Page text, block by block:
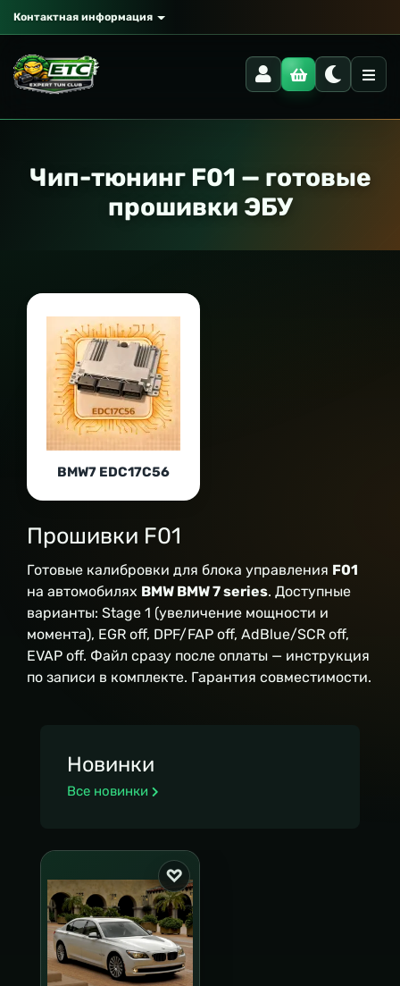
Контактная информация
Чип-тюнинг F01 — готовые
прошивки ЭБУ
BMW7 EDC17C56
Прошивки F01
Готовые калибровки для блока управления F01
на автомобилях BMW BMW 7 series. Доступные
варианты: Stage 1 (увеличение мощности и
момента), EGR off, DPF/FAP off, AdBlue/SCR off,
EVAP off. Файл сразу после оплаты — инструкция
по записи в комплекте. Гарантия совместимости.
Новинки
Все новинки